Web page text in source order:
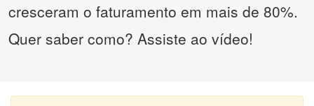
cresceram o faturamento em mais de 80%.
Quer saber como? Assiste ao vídeo!